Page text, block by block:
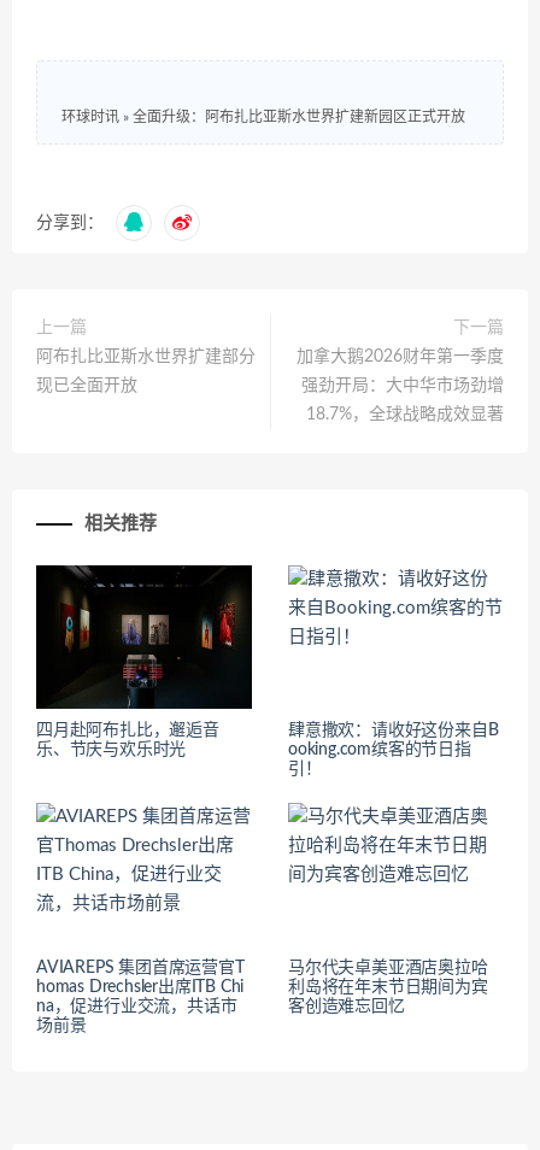
环球时讯 » 全面升级：阿布扎比亚斯水世界扩建新园区正式开放
分享到：
上一篇
阿布扎比亚斯水世界扩建部分
现已全面开放
下一篇
加拿大鹅2026财年第一季度
强劲开局：大中华市场劲增
18.7%，全球战略成效显著
相关推荐
四月赴阿布扎比，邂逅音
乐、节庆与欢乐时光
肆意撒欢：请收好这份来自B
ooking.com缤客的节日指
引！
AVIAREPS 集团首席运营官T
homas Drechsler出席ITB Chi
na，促进行业交流，共话市
场前景
马尔代夫卓美亚酒店奥拉哈
利岛将在年末节日期间为宾
客创造难忘回忆